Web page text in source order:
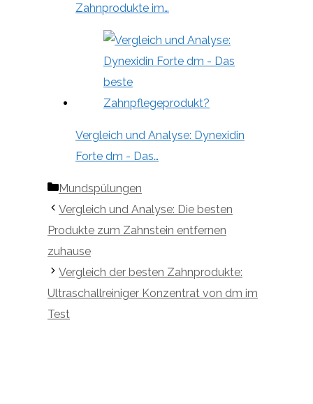
Zahnprodukte im…
Vergleich und Analyse: Dynexidin
Forte dm - Das…
Kategorien
Mundspülungen
Vergleich und Analyse: Die besten
Produkte zum Zahnstein entfernen
zuhause
Vergleich der besten Zahnprodukte:
Ultraschallreiniger Konzentrat von dm im
Test